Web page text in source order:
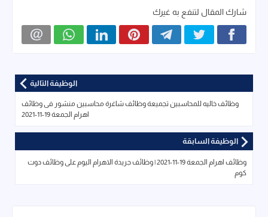
شارك المقال لتنفع به غيرك
الوظيفة التالية
وظائف خاليه للمحاسبين تجميعة وظائف شاغرة محاسبين منشور فى وظائف
اهرام الجمعة 19-11-2021
الوظيفة السابقة
وظائف اهرام الجمعة 19-11-2021 | وظائف جريدة الاهرام اليوم على وظائف دوت
كوم